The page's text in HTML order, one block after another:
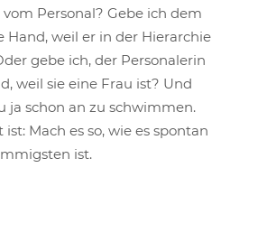
Personal? Gebe ich dem
Hand, weil er in der Hierarchie
gebe ich, der Personalerin
weil sie eine Frau ist? Und
ja schon an zu schwimmen.
Mach es so, wie es spontan
ist.